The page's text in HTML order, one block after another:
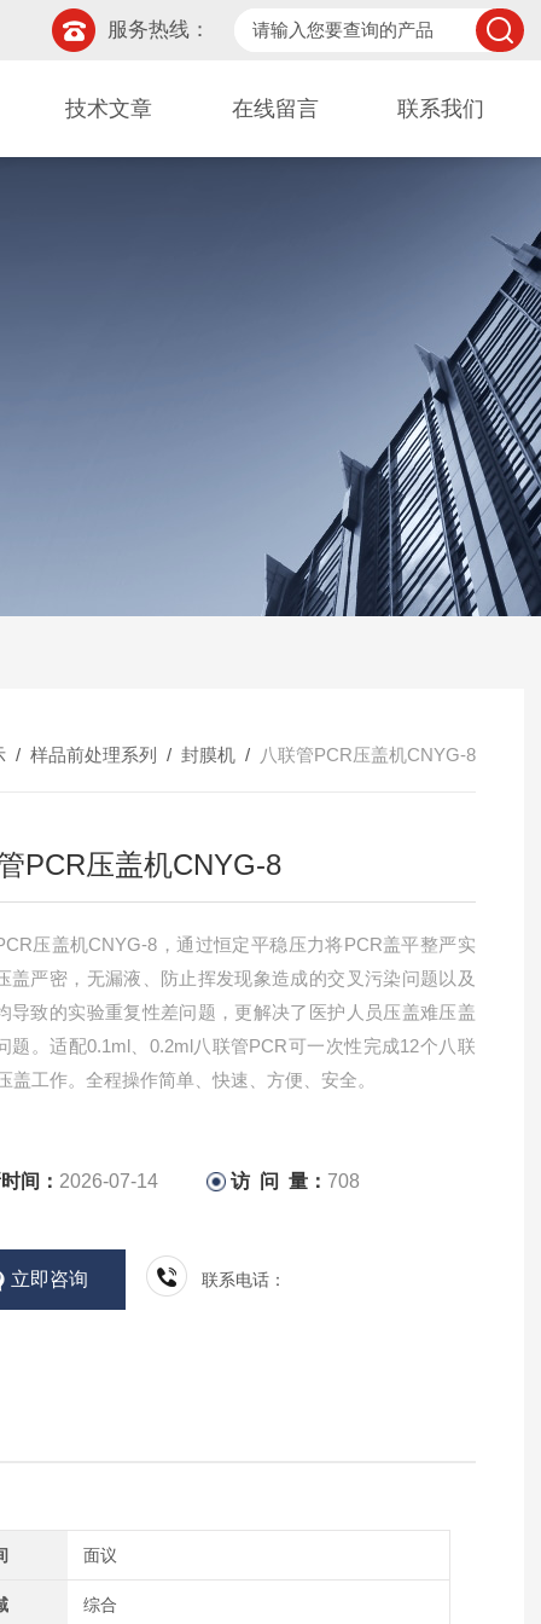
服务热线：
技术文章 在线留言 联系我们
/ 样品前处理系列 / 封膜机 / 八联管PCR压盖机CNYG-8
PCR压盖机CNYG-8
压盖机CNYG-8，通过恒定平稳压力将PCR盖平整严实
盖严密，无漏液、防止挥发现象造成的交叉污染问题以及
导致的实验重复性差问题，更解决了医护人员压盖难压盖
题。适配0.1ml、0.2ml八联管PCR可一次性完成12个八联
盖工作。全程操作简单、快速、方便、安全。
间： 2026-07-14 访 问 量： 708
立即咨询 联系电话：
面议
综合